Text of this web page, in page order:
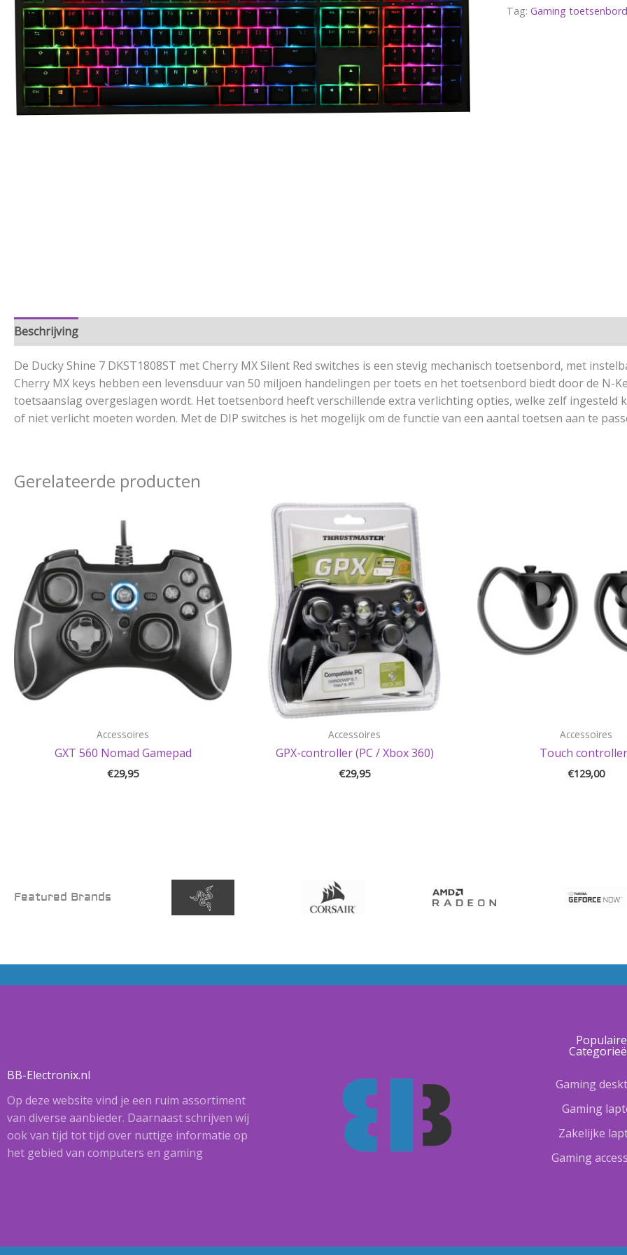
Tag:Gaming
Beschrijving
De Ducky Shine 7 DKST1808ST met Cherry MX Silent Red switches is een stevig mechanisch toetsenbord, met
Cherry MX keys hebben een levensduur van 50 miljoen handelingen per toets en het toetsenbord biedt door de N-
toetsaanslag overgeslagen wordt. Het toetsenbord heeft verschillende extra verlichting opties, welke zelf ingesteld
of niet verlicht moeten worden. Met de DIP switches is het mogelijk om de functie van een aantal toetsen aan te
Gerelateerde producten
Accessoires
GXT 560 Nomad Gamepad
€29,95
Accessoires
GPX-controller (PC / Xbox 360)
€29,95
Accessoires
Touch
€129,00
Featured Brands
BB-Electronix.nl
Op deze website vind je een ruim assortiment
van diverse aanbieder. Daarnaast schrijven wij
ook van tijd tot tijd over nuttige informatie op
het gebied van computers en gaming
Populaire
Gaming
Gaming
Zakelijke
Gaming